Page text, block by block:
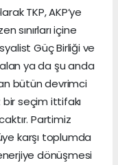
TKP, AKP’ye
sınırları içine
Güç Birliği ve
ya da şu anda
bütün devrimci
bir seçim ittifakı
Partimiz
karşı toplumda
dönüşmesi